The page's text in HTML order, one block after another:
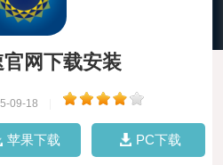
网下载安装
09-18
苹果下载 PC下载